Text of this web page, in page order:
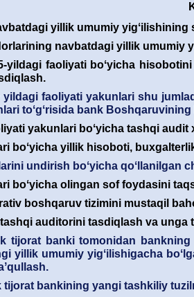
yillik umumiy
navbatdagi yillik umumiy
yildagi faoliyati boʻyicha
faoliyati yakunlari shu
toʻgʻrisida bank
yakunlari boʻyicha tashqi audit
boʻyicha yillik hisoboti,
undirish boʻyicha qoʻllanilgan
boʻyicha olingan sof foydasini
boshqaruv tizimini mustaqil
auditorini tasdiqlash va unga
tijorat banki tomonidan
yillik umumiy yigʻilishigacha
tijorat bankining yangi tashkiliy